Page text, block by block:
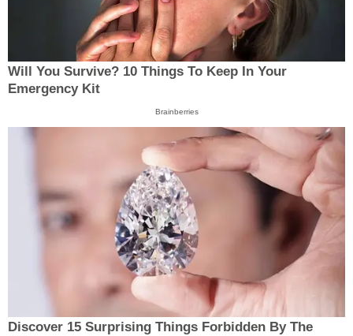
Will You Survive? 10 Things To Keep In Your
Emergency Kit
Brainberries
Discover 15 Surprising Things Forbidden By The